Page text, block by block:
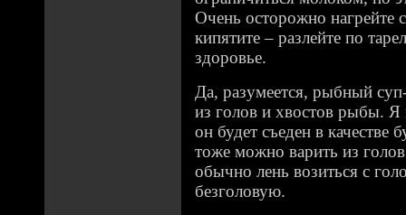
Очень осторожно нагрейте
кипятите – разлейте по
здоровье.
Да, разумеется, рыбный
из голов и хвостов рыбы. Я
он будет съеден в качестве
тоже можно варить из
обычно лень возиться с
безголовую.